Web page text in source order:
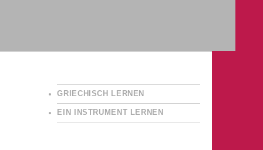
GRIECHISCH LERNEN
EIN INSTRUMENT LERNEN